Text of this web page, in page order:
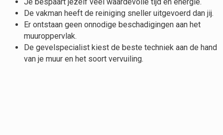
De vakman heeft de reiniging sneller uitgevoerd dan jij.
Er ontstaan geen onnodige beschadigingen aan het
muuroppervlak.
De gevelspecialist kiest de beste techniek aan de hand
van je muur en het soort vervuiling.